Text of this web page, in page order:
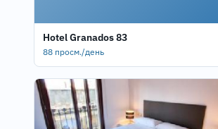
Hotel Granados 83
88 просм./день